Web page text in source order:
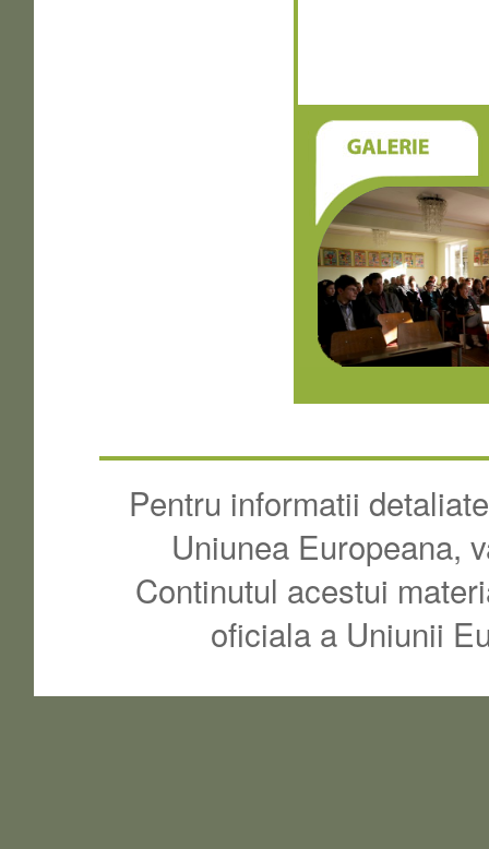
Pentru informatii
Uniunea Europeana,
Continutul acestui
oficiala a Uniunii